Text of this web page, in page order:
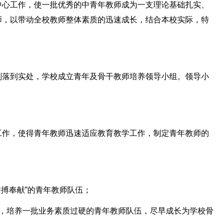
工作，使一批优秀的中青年教师成为一支理论基础扎实、
以带动全校教师整体素质的迅速成长，结合本校实际，特
到实处，学校成立青年及骨干教师培养领导小组。领导小
，使得青年教师迅速适应教育教学工作，制定青年教师的
奉献”的青年教师队伍；
培养一批业务素质过硬的青年教师队伍，尽早成长为学校骨